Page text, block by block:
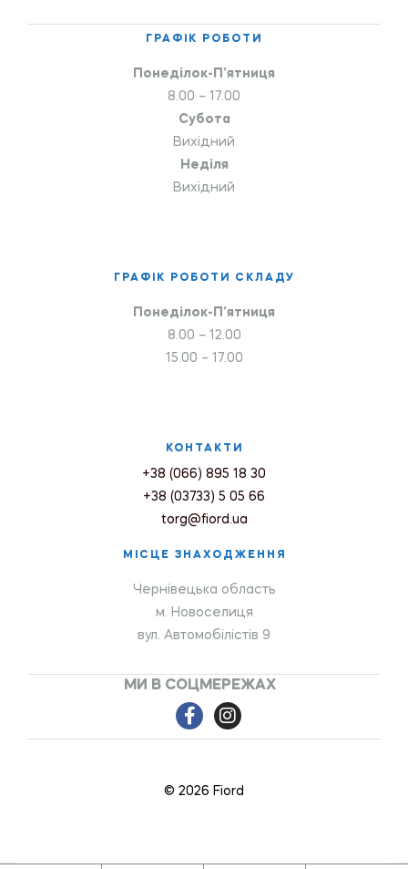
ГРАФІК РОБОТИ
Понеділок-П’ятниця
8.00 – 17.00
Субота
Вихідний
Неділя
Вихідний
ГРАФІК РОБОТИ СКЛАДУ
Понеділок-П’ятниця
8.00 – 12.00
15.00 – 17.00
КОНТАКТИ
+38 (066) 895 18 30
+38 (03733) 5 05 66
torg@fiord.ua
МІСЦЕ ЗНАХОДЖЕННЯ
Чернівецька область
м. Новоселиця
вул. Автомобілістів 9
МИ В СОЦМЕРЕЖАХ
© 2026 Fiord